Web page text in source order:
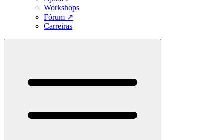
Workshops
Fórum ↗
Carreiras